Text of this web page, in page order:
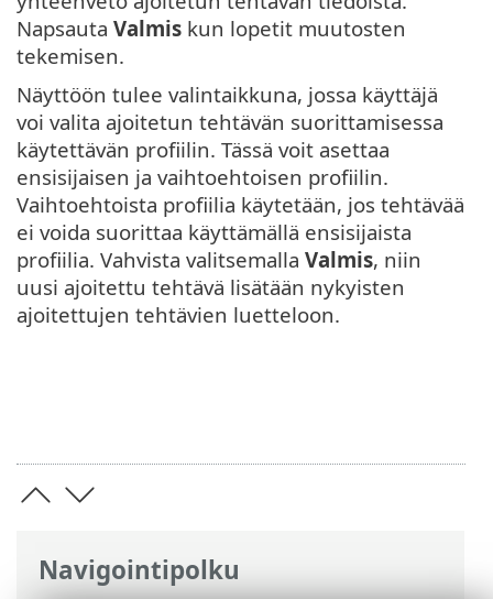
Navigointipolku
Napsauta Valmis kun lopetit muutosten
tekemisen.
Näyttöön tulee valintaikkuna, jossa käyttäjä
voi valita ajoitetun tehtävän suorittamisessa
käytettävän profiilin. Tässä voit asettaa
ensisijaisen ja vaihtoehtoisen profiilin.
Vaihtoehtoista profiilia käytetään, jos tehtävää
ei voida suorittaa käyttämällä ensisijaista
profiilia. Vahvista valitsemalla Valmis, niin
uusi ajoitettu tehtävä lisätään nykyisten
ajoitettujen tehtävien luetteloon.